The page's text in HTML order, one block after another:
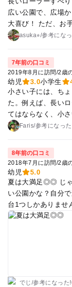
広い公園で、広場
大喜び！ ただ、お
トイレは鍵が壊れ
た。
asuka⭐︎/参考に な
7年前の口コミ
2019年8月に訪問/2歳
幼児 3.0小学生
小さい子には、ち
た。例えば、長い
てはならなく、小
滑りがあまり良く
Faris/参考になっ
8年前の口コミ
2018年7月に訪問/2歳
幼児
5.0
夏は大満足◎◎ じゃぶじゃぶ池がある時以外は やることがな
い公園かな？自分
台1つしかありませ
ません！ 夏のじゃ
でじ /参考に なった!